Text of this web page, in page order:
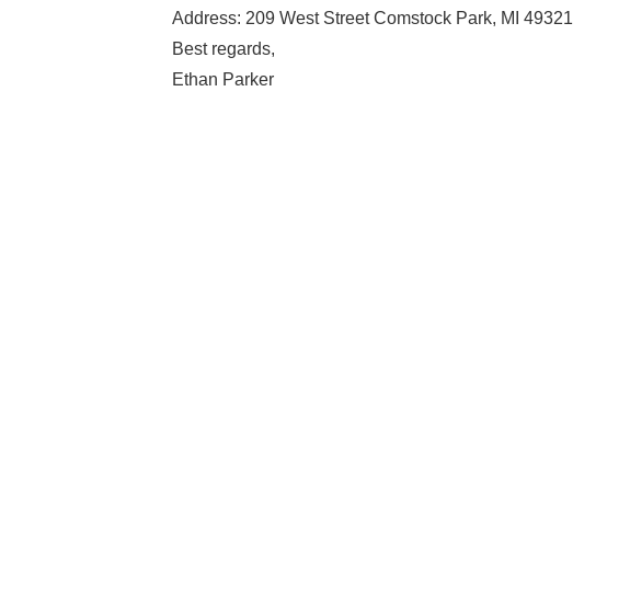
Address: 209 West Street Comstock Park, MI 49321
Best regards,
Ethan Parker